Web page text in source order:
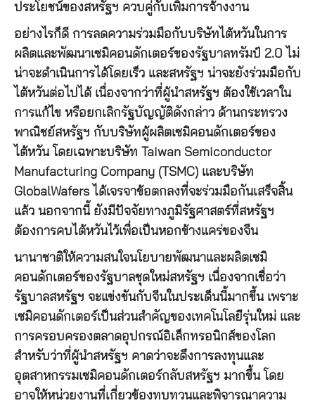
ประโยชน์ของสหรัฐฯ ควบคู่กับเพิ่มการจ้างงาน
อย่างไรก็ดี การลดความร่วมมือกับบริษัทไต้หวันในการ
ผลิตและพัฒนาเซมิคอนดักเตอร์ของรัฐบาลทรัมป์ 2.0 ไม่
น่าจะดำเนินการได้โดยเร็ว และสหรัฐฯ น่าจะยังร่วมมือกับ
ไต้หวันต่อไปได้ เนื่องจากว่าที่ผู้นำสหรัฐฯ ต้องใช้เวลาใน
การแก้ไข หรือยกเลิกรัฐบัญญัติดังกล่าว ด้านกระทรวง
พาณิชย์สหรัฐฯ กับบริษัทผู้ผลิตเซมิคอนดักเตอร์ของ
ไต้หวัน โดยเฉพาะบริษัท Taiwan Semiconductor
Manufacturing Company (TSMC) และบริษัท
GlobalWafers ได้เจรจาข้อตกลงที่จะร่วมมือกันเสร็จสิ้น
แล้ว นอกจากนี้ ยังมีปัจจัยทางภูมิรัฐศาสตร์ที่สหรัฐฯ
ต้องการคบไต้หวันไว้เพื่อเป็นหอกข้างแคร่ของจีน
นานาชาติให้ความสนใจนโยบายพัฒนาและผลิตเซมิ
คอนดักเตอร์ของรัฐบาลชุดใหม่สหรัฐฯ เนื่องจากเชื่อว่า
รัฐบาลสหรัฐฯ จะแข่งขันกับจีนในประเด็นนี้มากขึ้น เพราะ
เซมิคอนดักเตอร์เป็นส่วนสำคัญของเทคโนโลยีรุ่นใหม่ และ
การครอบครองตลาดอุปกรณ์อิเล็กทรอนิกส์ของโลก
สำหรับว่าที่ผู้นำสหรัฐฯ คาดว่าจะดึงการลงทุนและ
อุตสาหกรรมเซมิคอนดักเตอร์กลับสหรัฐฯ มากขึ้น โดย
อาจให้หน่วยงานที่เกี่ยวข้องทบทวนและพิจารณาความ